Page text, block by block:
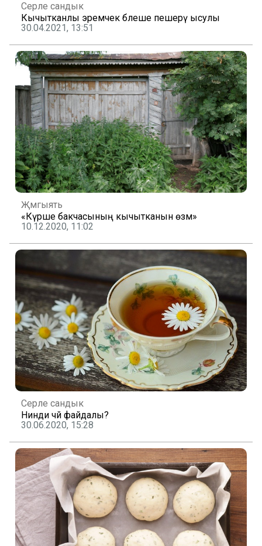
Серле сандык
Кычытканлы эремчек бәлеше пешерү ысулы
30.04.2021, 13:51
Җәмгыять
«Күрше бакчасының кычытканын өзмә»
10.12.2020, 11:02
Серле сандык
Нинди чәй файдалы?
30.06.2020, 15:28